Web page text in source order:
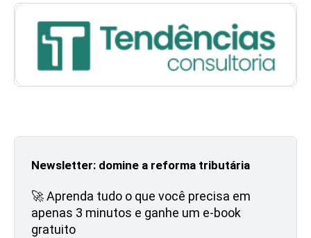
Newsletter: domine a reforma tributária
🚀 Aprenda tudo o que você precisa em
apenas 3 minutos e ganhe um e-book
gratuito